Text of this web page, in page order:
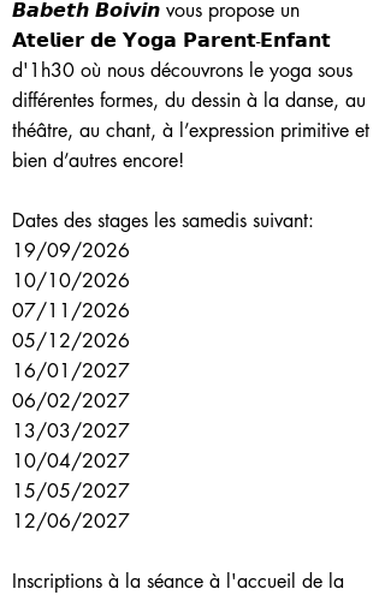
𝘽𝙖𝙗𝙚𝙩𝙝 𝘽𝙤𝙞𝙫𝙞𝙣 vous propose un
𝗔𝘁𝗲𝗹𝗶𝗲𝗿 𝗱𝗲 𝗬𝗼𝗴𝗮 𝗣𝗮𝗿𝗲𝗻𝘁-𝗘𝗻𝗳𝗮𝗻𝘁
d'1h30 où nous découvrons le yoga sous
différentes formes, du dessin à la danse, au
théâtre, au chant, à l’expression primitive et
bien d’autres encore!
Dates des stages les samedis suivant:
19/09/2026
10/10/2026
07/11/2026
05/12/2026
16/01/2027
06/02/2027
13/03/2027
10/04/2027
15/05/2027
12/06/2027
Inscriptions à la séance à l'accueil de la